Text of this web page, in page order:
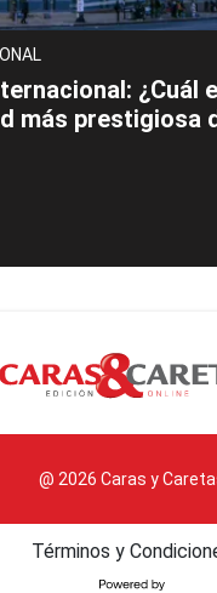
¿Cuál
más prestigiosa
@ 2026 Caras y
Términos y